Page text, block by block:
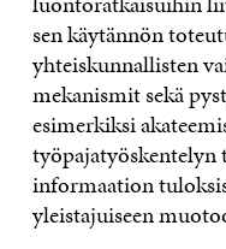
sen käytännön
yhteiskunnallisten
mekanismit sekä
esimerkiksi
informaation
yleistajuiseen